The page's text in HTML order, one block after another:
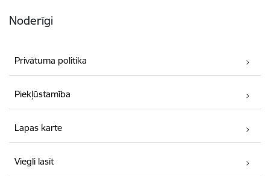
Noderīgi
Privātuma politika
Piekļūstamība
Lapas karte
Viegli lasīt